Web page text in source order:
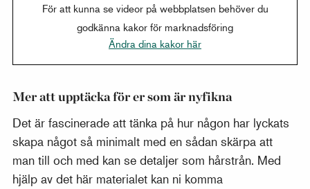
För att kunna se videor på webbplatsen behöver du
godkänna kakor för marknadsföring
Ändra dina kakor här
Mer att upptäcka för er som är nyfikna
Det är fascinerade att tänka på hur någon har lyckats
skapa något så minimalt med en sådan skärpa att
man till och med kan se detaljer som hårstrån. Med
hjälp av det här materialet kan ni komma